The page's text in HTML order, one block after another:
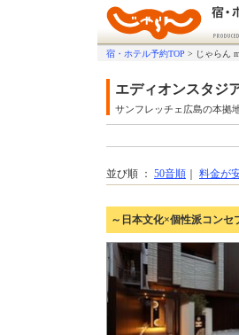
宿・ホテル予約TOP > じゃらん
エディオンスタジ
サンフレッチェ広島の本拠
並び順 ： 50音順 料金が
～日本文化×個性派コンセ